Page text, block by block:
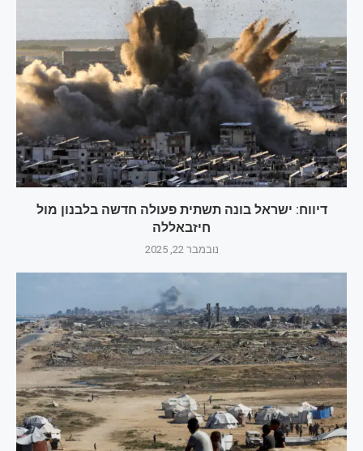
דיווח: ישראל בונה תשתית פעולה חדשה בלבנון מול
חיזבאללה
נובמבר 22, 2025